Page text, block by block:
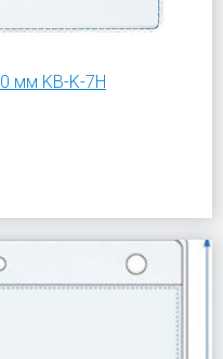
мм KB-K-7H